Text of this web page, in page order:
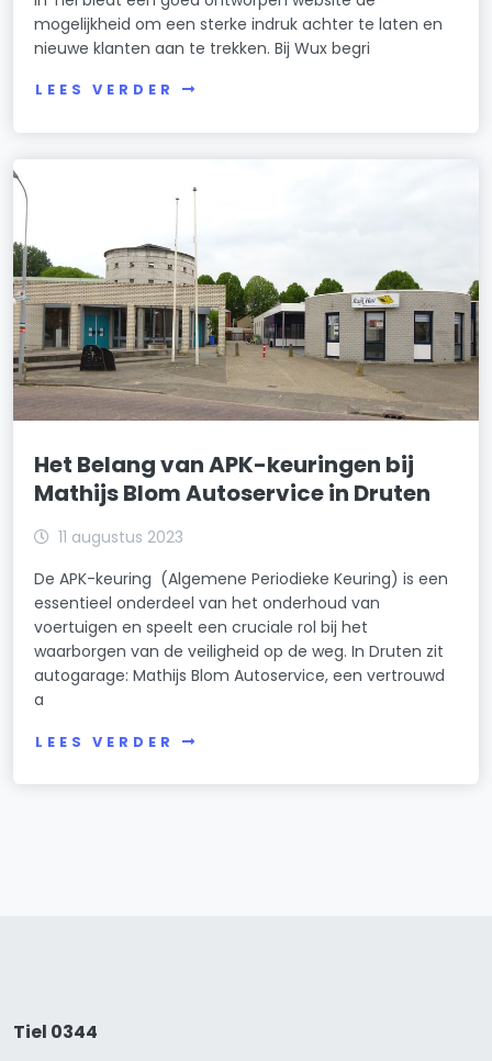
mogelijkheid om een sterke indruk achter te laten en
nieuwe klanten aan te trekken. Bij Wux begri
LEES VERDER
Het Belang van APK-keuringen bij
Mathijs Blom Autoservice in Druten
11 augustus 2023
De APK-keuring (Algemene Periodieke Keuring) is een
essentieel onderdeel van het onderhoud van
voertuigen en speelt een cruciale rol bij het
waarborgen van de veiligheid op de weg. In Druten zit
autogarage: Mathijs Blom Autoservice, een vertrouwd
a
LEES VERDER
Tiel 0344